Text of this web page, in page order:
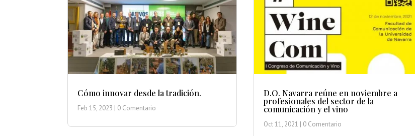
Cómo innovar desde la tradición.
Feb 15, 2023 | 0 Comentario
D.O. Navarra reúne en noviembre a
profesionales del sector de la
comunicación y el vino
Oct 11, 2021 | 0 Comentario